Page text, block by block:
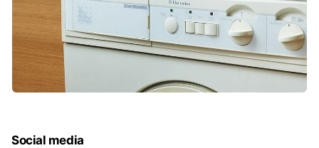
Social media